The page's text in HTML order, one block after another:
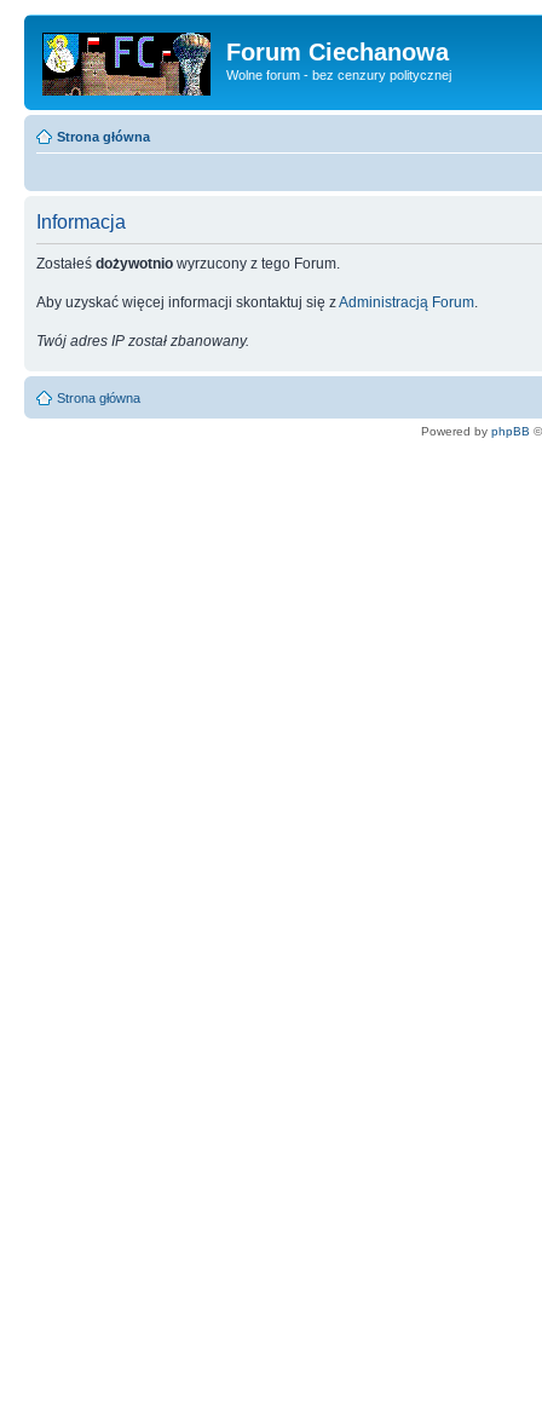
Forum Ciechanowa
Wolne forum - bez cenzury politycznej
Strona główna
Informacja
Zostałeś dożywotnio wyrzucony z tego Forum.
Aby uzyskać więcej informacji skontaktuj się zAdministracją Forum
Twój adres IP został zbanowany.
Strona główna
Powered by phpBB